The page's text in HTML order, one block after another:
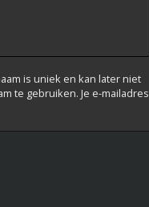
is uniek en kan later niet
te gebruiken. Je e-mailadres